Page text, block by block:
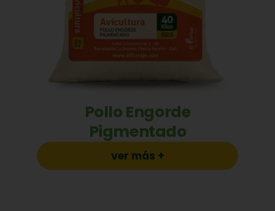
Pollo Engorde
Pigmentado
ver más +